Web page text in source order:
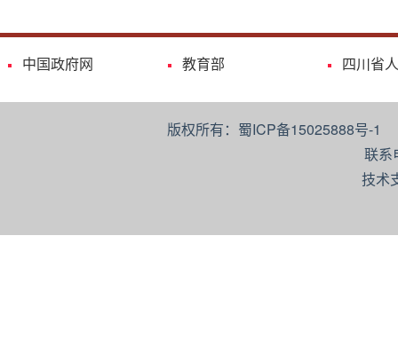
中国政府网 教育部 四川省
版权所有：蜀ICP备15025888号-
联系
技术